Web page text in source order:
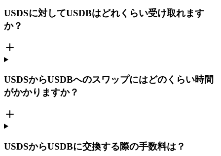
USDSに対してUSDBはどれくらい受け取れます
か？
USDSからUSDBへのスワップにはどのくらい時間
がかかりますか？
USDSからUSDBに交換する際の手数料は？